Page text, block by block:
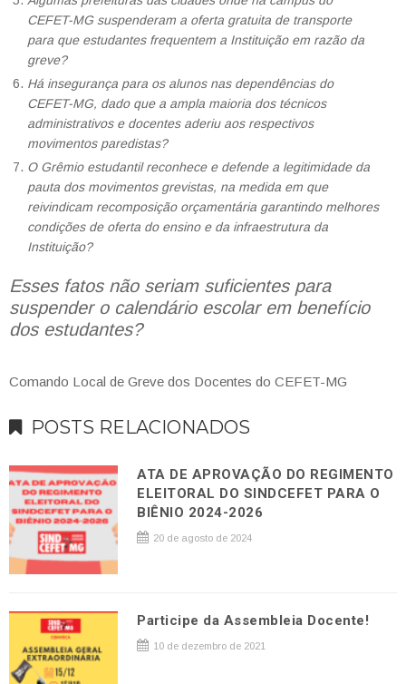
CEFET-MG suspenderam a oferta gratuita de transporte
para que estudantes frequentem a Instituição em razão da
greve?
Há insegurança para os alunos nas dependências do
CEFET-MG, dado que a ampla maioria dos técnicos
administrativos e docentes aderiu aos respectivos
movimentos paredistas?
O Grêmio estudantil reconhece e defende a legitimidade da
pauta dos movimentos grevistas, na medida em que
reivindicam recomposição orçamentária garantindo melhores
condições de oferta do ensino e da infraestrutura da
Instituição?
Esses fatos não seriam suficientes para
suspender o calendário escolar em benefício
dos estudantes?
Comando Local de Greve dos Docentes do CEFET-MG
POSTS RELACIONADOS
ATA DE APROVAÇÃO DO REGIMENTO
ELEITORAL DO SINDCEFET PARA O
BIÊNIO 2024-2026
20 de agosto de 2024
Participe da Assembleia Docente!
10 de dezembro de 2021